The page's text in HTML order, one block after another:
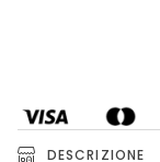
DESCRIZIONE